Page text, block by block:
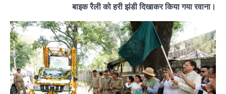
बाइक रैली को हरी झंडी दिखाकर किया गया रवाना।